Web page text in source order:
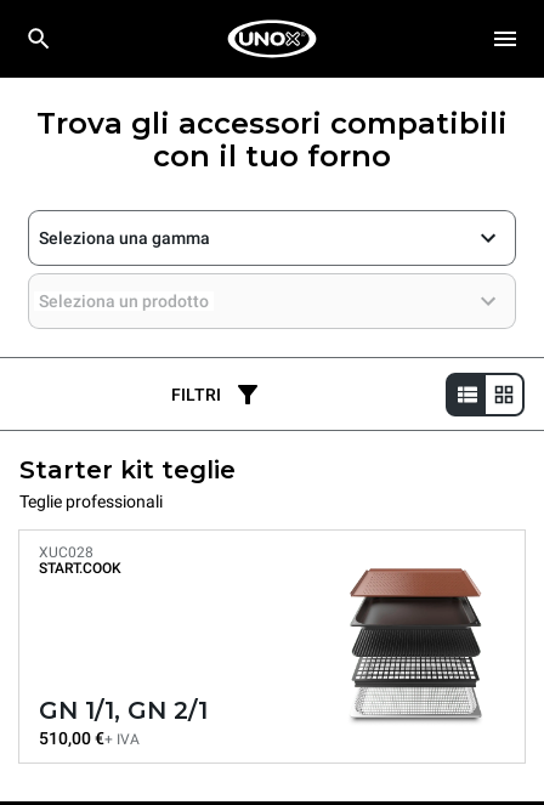
Trova gli accessori compatibili
con il tuo forno
Seleziona una gamma
Seleziona un prodotto
FILTRI
Starter kit teglie
Teglie professionali
XUC028
START.COOK
GN 1/1, GN 2/1
510,00 €+ IVA